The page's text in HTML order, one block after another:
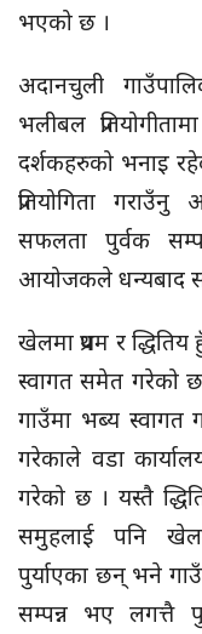
भएको छ ।
अदानचुली
भलीबल
दर्शकहरुको भनाइ
प्रतियोगिता
सफलता पुर्वक
आयोजकले धन्यबाद
खेलमा प्रथम र
स्वागत समेत गरेको
गाउँमा भब्य स्वागत
गरेकाले वडा
गरेको छ । यस्तै
समुहलाई पनि
पुर्याएका छन् भने
सम्पन्न भए लगत्तै